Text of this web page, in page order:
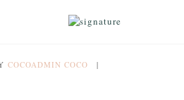
COCOADMIN COCO